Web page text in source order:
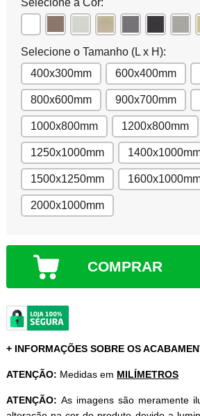
Selecione a Cor:
Selecione o Tamanho (L x H):
400x300mm
600x400mm
800x600mm 900x700mm
1000x800mm 1200x800mm
1250x1000mm
1500x1250mm
2000x1000mm
COMPRAR
+ INFORMAÇÕES SOBRE OS
ATENÇÃO: Medidas em MILÍMETROS
ATENÇÃO: As imagens são meramente